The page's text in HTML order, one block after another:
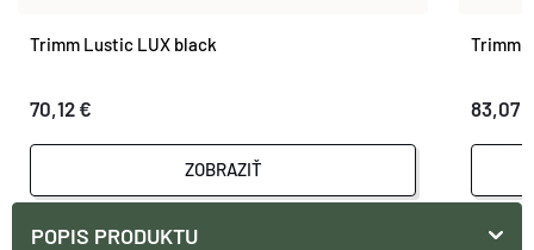
Trimm Lustic LUX black
70,12 €
ZOBRAZIŤ
Trimm
83,07
POPIS PRODUKTU